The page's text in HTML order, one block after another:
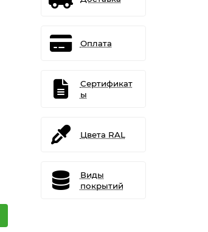
Оплата
Сертификат
ы
Цвета RAL
Виды
покрытий